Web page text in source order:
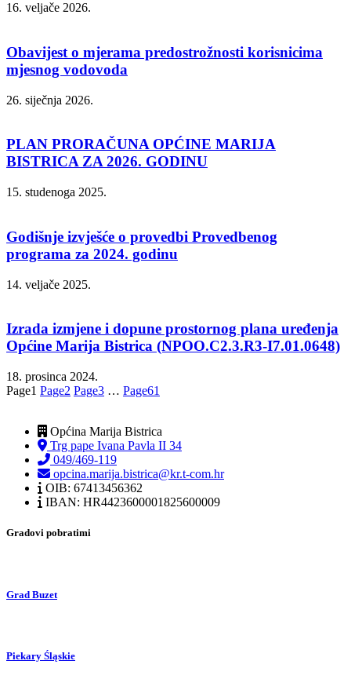
16. veljače 2026.
Obavijest o mjerama predostrožnosti korisnicima
mjesnog vodovoda
26. siječnja 2026.
PLAN PRORAČUNA OPĆINE MARIJA
BISTRICA ZA 2026. GODINU
15. studenoga 2025.
Godišnje izvješće o provedbi Provedbenog
programa za 2024. godinu
14. veljače 2025.
Izrada izmjene i dopune prostornog plana uređenja
Općine Marija Bistrica (NPOO.C2.3.R3-I7.01.0648)
18. prosinca 2024.
Page1 Page2 Page3 … Page61
Općina Marija Bistrica
Trg pape Ivana Pavla II 34
049/469-119
opcina.marija.bistrica@kr.t-com.hr
OIB: 67413456362
IBAN: HR4423600001825600009
Gradovi pobratimi
Grad Buzet
Piekary Śląskie